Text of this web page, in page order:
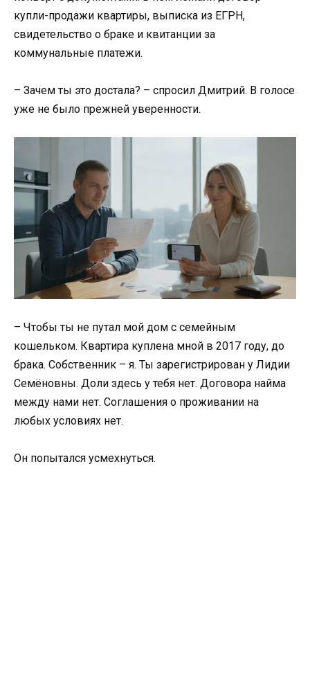
купли-продажи квартиры, выписка из ЕГРН,
свидетельство о браке и квитанции за
коммунальные платежи.
– Зачем ты это достала? – спросил Дмитрий. В голосе
уже не было прежней уверенности.
– Чтобы ты не путал мой дом с семейным
кошельком. Квартира куплена мной в 2017 году, до
брака. Собственник – я. Ты зарегистрирован у Лидии
Семёновны. Доли здесь у тебя нет. Договора найма
между нами нет. Соглашения о проживании на
любых условиях нет.
Он попытался усмехнуться.